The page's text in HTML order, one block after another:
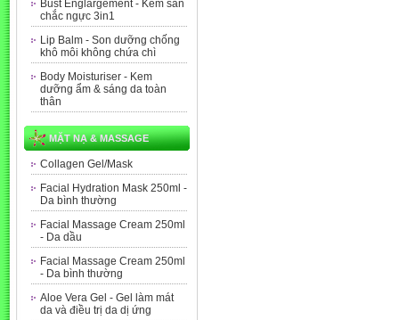
Bust Englargement - Kem săn
chắc ngực 3in1
Lip Balm - Son dưỡng chống
khô môi không chứa chì
Body Moisturiser - Kem
dưỡng ẩm & sáng da toàn
thân
MẶT NẠ & MASSAGE
Collagen Gel/Mask
Facial Hydration Mask 250ml -
Da bình thường
Facial Massage Cream 250ml
- Da dầu
Facial Massage Cream 250ml
- Da bình thường
Aloe Vera Gel - Gel làm mát
da và điều trị da dị ứng